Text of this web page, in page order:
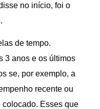
no início, foi o
de tempo.
3 anos e os últimos
se, por exemplo, a
recente ou
Esses que